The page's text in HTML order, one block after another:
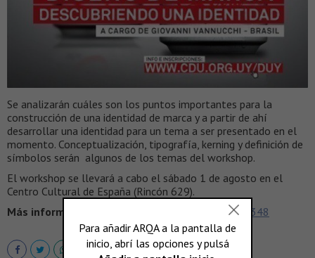
Se analizarán cuáles son los puntos importantes para la
construcción de una identidad de marca y a partir de ahí
desarrollar una identidad para un tema a ser presentado en el
momento. Conceptualización, tipografía, kerning y definición de
símbolos serán algunos de los temas del workshop.
El workshop se llevará a cabo el sábado 1 de agosto en el
Centro Cultural de España (Rincón 629).
Más información >
http://www.cdu.org.uy/duy/?p=348